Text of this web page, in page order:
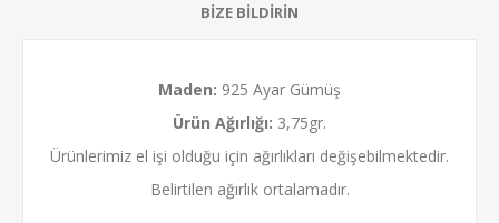
BİZE BİLDİRİN
Maden: 925 Ayar Gümüş
Ürün Ağırlığı: 3,75gr.
Ürünlerimiz el işi olduğu için ağırlıkları değişebilmektedir.
Belirtilen ağırlık ortalamadır.